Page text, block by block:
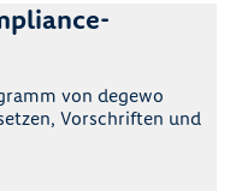
von degewo
Vorschriften und